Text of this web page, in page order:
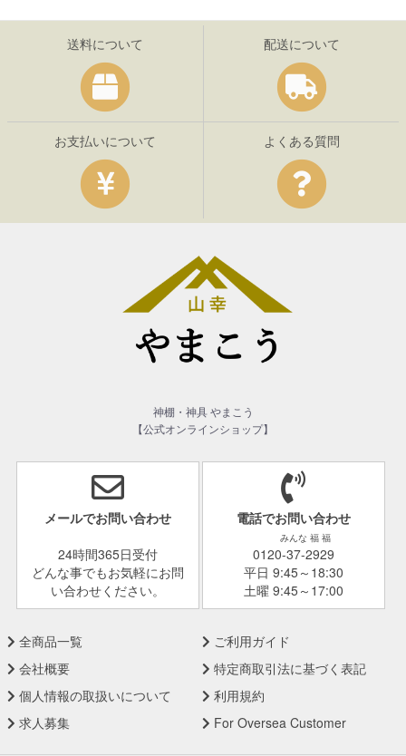
送料について 配送について
お支払いについて よくある質問
神棚・神具 やまこう
【公式オンラインショップ】
メールでお問い合わせ
24時間365日受付
どんな事でもお気軽にお問
い合わせください。
電話でお問い合わせ
みんな 福 福
0120-37-2929
平日 9:45～18:30
土曜 9:45～17:00
全商品一覧
ご利用ガイド
会社概要
特定商取引法に基づく表記
個人情報の取扱いについて
利用規約
求人募集
For Oversea Customer